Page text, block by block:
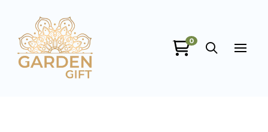
0
Garden Gift
online